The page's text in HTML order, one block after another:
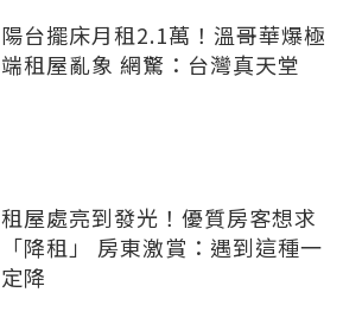
陽台擺床月租2.1萬！溫哥華爆極
端租屋亂象 網驚：台灣真天堂
租屋處亮到發光！優質房客想求
「降租」 房東激賞：遇到這種一
定降